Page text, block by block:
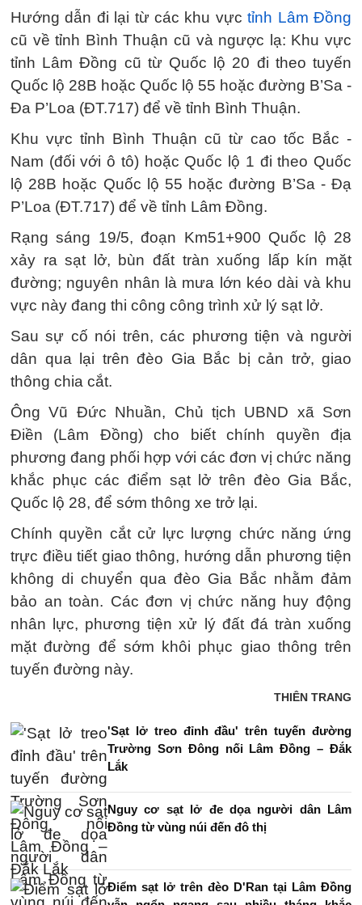
Hướng dẫn đi lại từ các khu vựctỉnh Lâm Đồng
cũ về tỉnh Bình Thuận cũ và ngược lạ: Khu vực
tỉnh Lâm Đồng cũ từ Quốc lộ 20 đi theo tuyến
Quốc lộ 28B hoặc Quốc lộ 55 hoặc đường B’Sa -
Đa P’Loa (ĐT.717) để về tỉnh Bình Thuận.
Khu vực tỉnh Bình Thuận cũ từ cao tốc Bắc -
Nam (đối với ô tô) hoặc Quốc lộ 1 đi theo Quốc
lộ 28B hoặc Quốc lộ 55 hoặc đường B’Sa - Đạ
P’Loa (ĐT.717) để về tỉnh Lâm Đồng.
Rạng sáng 19/5, đoạn Km51+900 Quốc lộ 28
xảy ra sạt lở, bùn đất tràn xuống lấp kín mặt
đường; nguyên nhân là mưa lớn kéo dài và khu
vực này đang thi công công trình xử lý sạt lở.
Sau sự cố nói trên, các phương tiện và người
dân qua lại trên đèo Gia Bắc bị cản trở, giao
thông chia cắt.
Ông Vũ Đức Nhuần, Chủ tịch UBND xã Sơn
Điền (Lâm Đồng) cho biết chính quyền địa
phương đang phối hợp với các đơn vị chức năng
khắc phục các điểm sạt lở trên đèo Gia Bắc,
Quốc lộ 28, để sớm thông xe trở lại.
Chính quyền cắt cử lực lượng chức năng ứng
trực điều tiết giao thông, hướng dẫn phương tiện
không di chuyển qua đèo Gia Bắc nhằm đảm
bảo an toàn. Các đơn vị chức năng huy động
nhân lực, phương tiện xử lý đất đá tràn xuống
mặt đường để sớm khôi phục giao thông trên
tuyến đường này.
THIÊN TRANG
'Sạt lở treo đỉnh đầu' trên tuyến đường
Trường Sơn Đông nối Lâm Đồng – Đắk
Lắk
Nguy cơ sạt lở đe dọa người dân Lâm
Đồng từ vùng núi đến đô thị
Điểm sạt lở trên đèo D'Ran tại Lâm Đồng